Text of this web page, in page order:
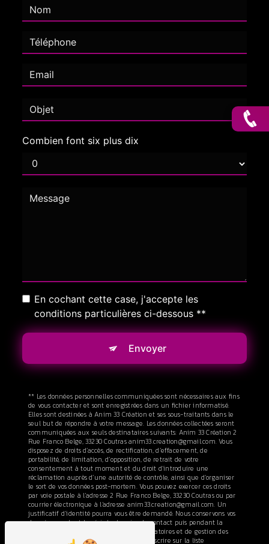
Combien font six plus dix
En cochant cette case, j'accepte les
conditions particulières ci-dessous **
Envoyer
** Les données personnelles communiquées sont nécessaires aux fins
de vous contacter et sont enregistrées dans un fichier informatisé.
Elles sont destinées à Anim 33 Création et ses sous-traitants dans le
seul but de répondre à votre message. Les données collectées seront
communiquées aux seuls destinataires suivants: Anim 33 Création 2
Rue Franco Belge, 33230 Coutras anim33.creation@gmail.com. Vous
disposez de droits d’accès, de rectification, d’effacement, de
portabilité, de limitation, d’opposition, de retrait de votre
consentement à tout moment et du droit d’introduire une
réclamation auprès d’une autorité de contrôle, ainsi que d’organiser
le sort de vos données post-mortem. Vous pouvez exercer ces droits
par voie postale à l'adresse 2 Rue Franco Belge, 33230 Coutras ou par
courrier électronique à l'adresse anim33.creation@gmail.com. Un
justificatif d'identité pourra vous être demandé. Nous conservons vos
données pendant la période de prise de contact puis pendant la
durée de prescription légale aux fins probatoires et de gestion des
contentieux. Vous avez le droit de vous inscrire sur la liste